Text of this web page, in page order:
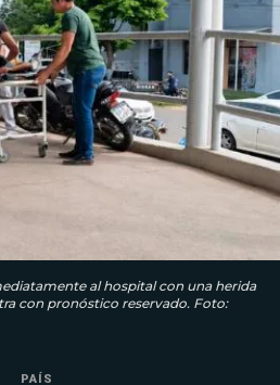
al hospital con una herida
con pronóstico reservado. Foto:
PAÍS